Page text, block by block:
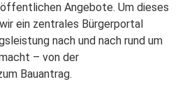
Angebote. Um dieses
ein zentrales Bürgerportal
nach und nach rund um
– von der
Bauantrag.